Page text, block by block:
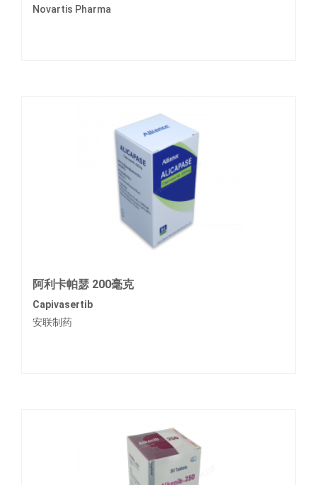
Novartis Pharma
阿利卡帕瑟 200毫克
Capivasertib
安联制药